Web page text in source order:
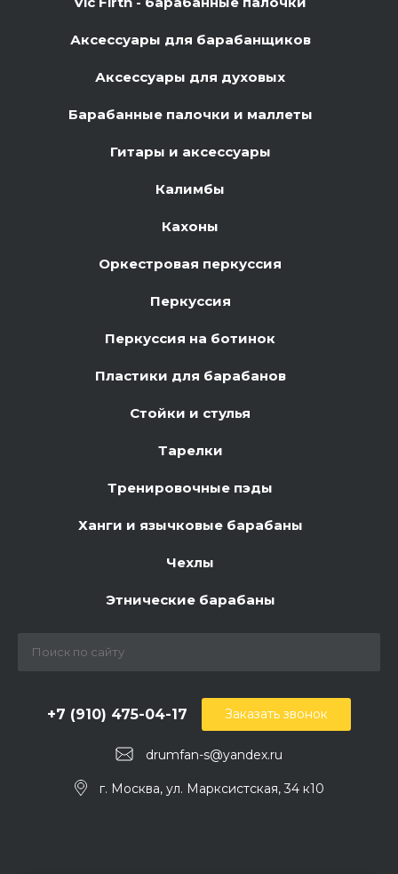
Аксессуары для барабанщиков
Аксессуары для духовых
Барабанные палочки и маллеты
Гитары и аксессуары
Калимбы
Кахоны
Оркестровая перкуссия
Перкуссия
Перкуссия на ботинок
Пластики для барабанов
Стойки и стулья
Тарелки
Тренировочные пэды
Ханги и язычковые барабаны
Чехлы
Этнические барабаны
+7 (910) 475-04-17
drumfan-s@yandex.ru
Заказать звонок
г. Москва, ул. Марксистская, 34 к10